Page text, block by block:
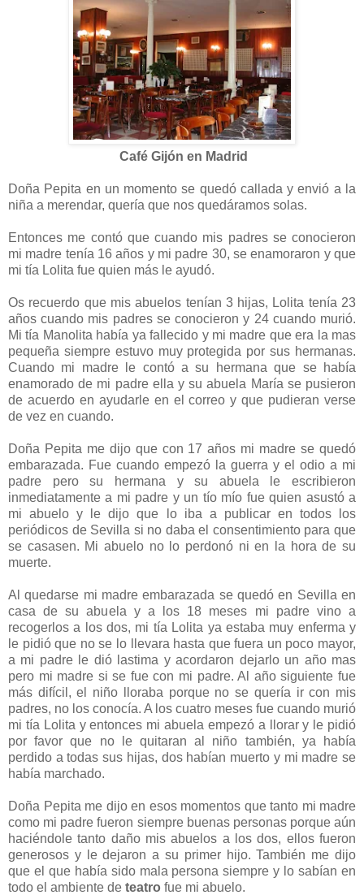
Café Gijón en Madrid
Doña Pepita en un momento se quedó callada y envió a la
niña a merendar, quería que nos quedáramos solas.
Entonces me contó que cuando mis padres se conocieron
mi madre tenía 16 años y mi padre 30, se enamoraron y que
mi tía Lolita fue quien más le ayudó.
Os recuerdo que mis abuelos tenían 3 hijas, Lolita tenía 23
años cuando mis padres se conocieron y 24 cuando murió.
Mi tía Manolita había ya fallecido y mi madre que era la mas
pequeña siempre estuvo muy protegida por sus hermanas.
Cuando mi madre le contó a su hermana que se había
enamorado de mi padre ella y su abuela María se pusieron
de acuerdo en ayudarle en el correo y que pudieran verse
de vez en cuando.
Doña Pepita me dijo que con 17 años mi madre se quedó
embarazada. Fue cuando empezó la guerra y el odio a mi
padre pero su hermana y su abuela le escribieron
inmediatamente a mi padre y un tío mío fue quien asustó a
mi abuelo y le dijo que lo iba a publicar en todos los
periódicos de Sevilla si no daba el consentimiento para que
se casasen. Mi abuelo no lo perdonó ni en la hora de su
muerte.
Al quedarse mi madre embarazada se quedó en Sevilla en
casa de su abuela y a los 18 meses mi padre vino a
recogerlos a los dos, mi tía Lolita ya estaba muy enferma y
le pidió que no se lo llevara hasta que fuera un poco mayor,
a mi padre le dió lastima y acordaron dejarlo un año mas
pero mi madre si se fue con mi padre. Al año siguiente fue
más difícil, el niño lloraba porque no se quería ir con mis
padres, no los conocía. A los cuatro meses fue cuando murió
mi tía Lolita y entonces mi abuela empezó a llorar y le pidió
por favor que no le quitaran al niño también, ya había
perdido a todas sus hijas, dos habían muerto y mi madre se
había marchado.
Doña Pepita me dijo en esos momentos que tanto mi madre
como mi padre fueron siempre buenas personas porque aún
haciéndole tanto daño mis abuelos a los dos, ellos fueron
generosos y le dejaron a su primer hijo. También me dijo
que el que había sido mala persona siempre y lo sabían en
todo el ambiente de teatro fue mi abuelo.